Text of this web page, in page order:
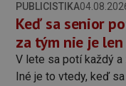
PUBLICISTIKA
Keď sa senior
za tým nie je len
V lete sa potí každý a
Iné je to vtedy, keď